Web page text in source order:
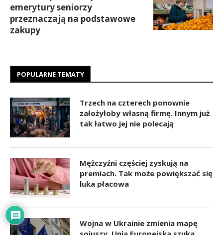
emerytury seniorzy
przeznaczają na podstawowe
zakupy
POPULARNE TEMATY
Trzech na czterech ponownie
założyłoby własną firmę. Innym już
tak łatwo jej nie polecają
Mężczyźni częściej zyskują na
premiach. Tak może powiększać się
luka płacowa
Wojna w Ukrainie zmienia mapę